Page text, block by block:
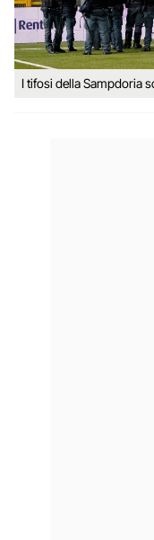
I tifosi della Sampdoria